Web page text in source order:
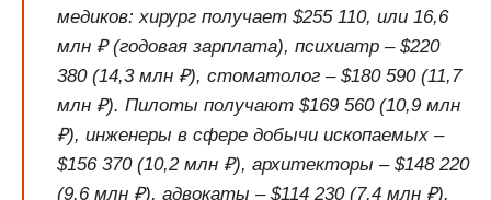
медиков: хирург получает $255 110, или 16,6
млн ₽ (годовая зарплата), психиатр – $220
380 (14,3 млн ₽), стоматолог – $180 590 (11,7
млн ₽). Пилоты получают $169 560 (10,9 млн
₽), инженеры в сфере добычи ископаемых –
$156 370 (10,2 млн ₽), архитекторы – $148 220
(9,6 млн ₽), адвокаты – $114 230 (7,4 млн ₽).